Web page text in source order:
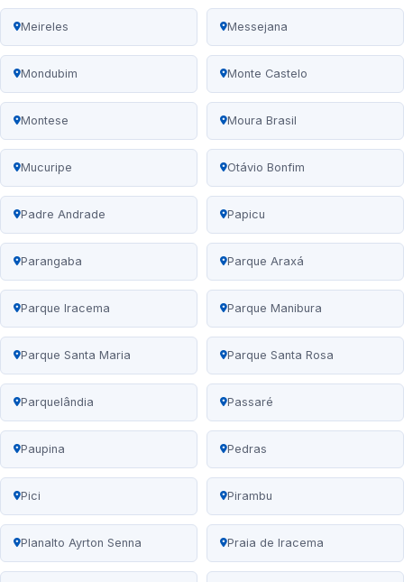
Meireles Messejana
Mondubim Monte Castelo
Montese Moura Brasil
Mucuripe Otávio Bonfim
Padre Andrade Papicu
Parangaba Parque Araxá
Parque Iracema Parque Manibura
Parque Santa Maria Parque Santa Rosa
Parquelândia Passaré
Paupina Pedras
Pici Pirambu
Planalto Ayrton Senna Praia de Iracema